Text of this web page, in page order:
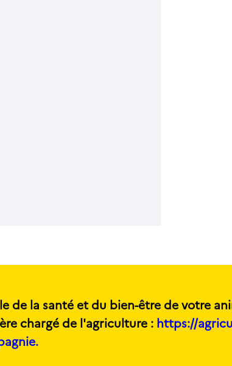
de la santé et du bien-être de votre
chargé de l'agriculture : https://